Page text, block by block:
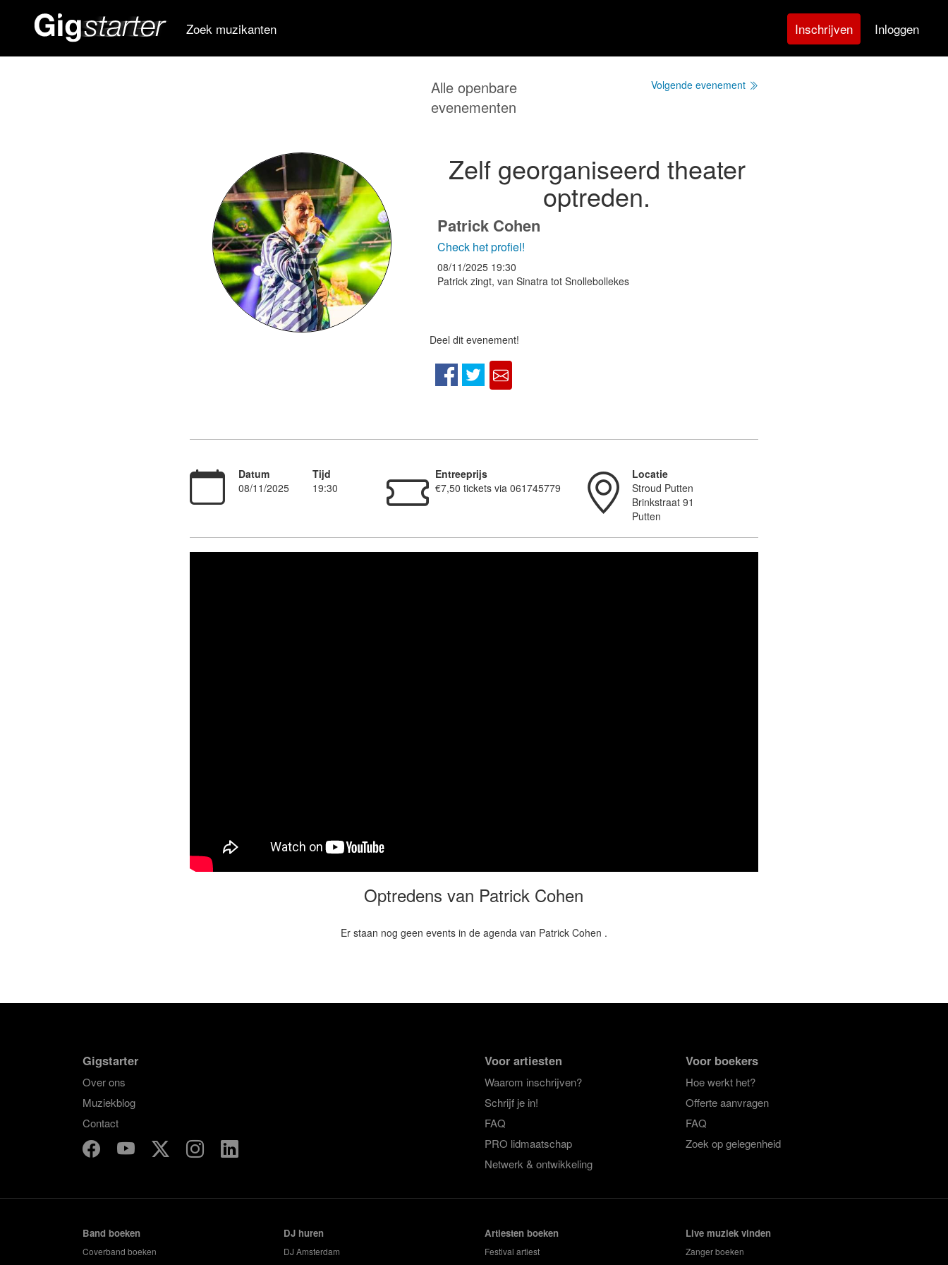
Zoek muzikanten Inschrijven Inloggen
Alle openbare
evenementen
Volgende evenement
Zelf georganiseerd theater
optreden.
Patrick Cohen
Check het profiel!
08/11/2025 19:30
Patrick zingt, van Sinatra tot Snollebollekes
Deel dit evenement!
Datum
08/11/2025
Tijd
19:30
Entreeprijs
€7,50 tickets via 061745779
Locatie
Stroud Putten
Brinkstraat 91
Putten
Optredens van Patrick Cohen
Er staan nog geen events in de agenda van Patrick Cohen .
Voor artiesten
Waarom inschrijven?
Schrijf je in!
FAQ
PRO lidmaatschap
Netwerk & ontwikkeling
Voor boekers
Hoe werkt het?
Offerte aanvragen
FAQ
Zoek op gelegenheid
Gigstarter
Over ons
Muziekblog
Contact
Band boeken
Coverband boeken
DJ huren
DJ Amsterdam
Artiesten boeken
Festival artiest
Live muziek vinden
Zanger boeken